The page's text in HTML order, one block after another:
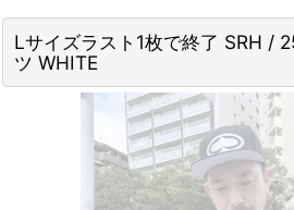
Lサイズラスト1枚で終了 SRH /
ツ WHITE